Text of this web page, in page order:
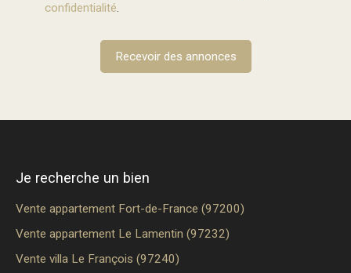
confidentialité.
Recevoir des annonces
Je recherche un bien
Vente appartement Fort-de-France (97200)
Vente appartement Le Lamentin (97232)
Vente villa Le François (97240)